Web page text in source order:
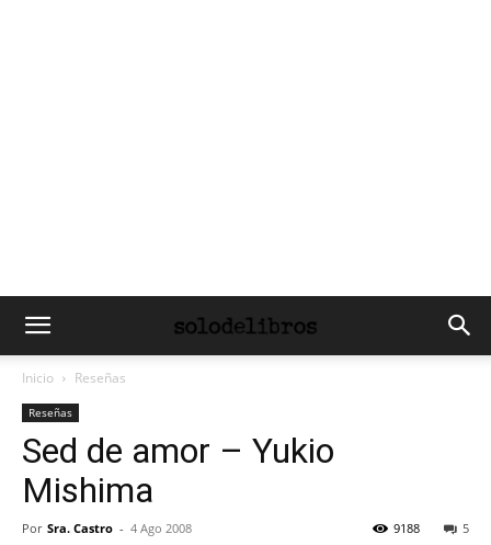
Inicio Reseñas
Reseñas
Sed de amor – Yukio
Mishima
Por Sra. Castro - 4 Ago 2008 5
9188